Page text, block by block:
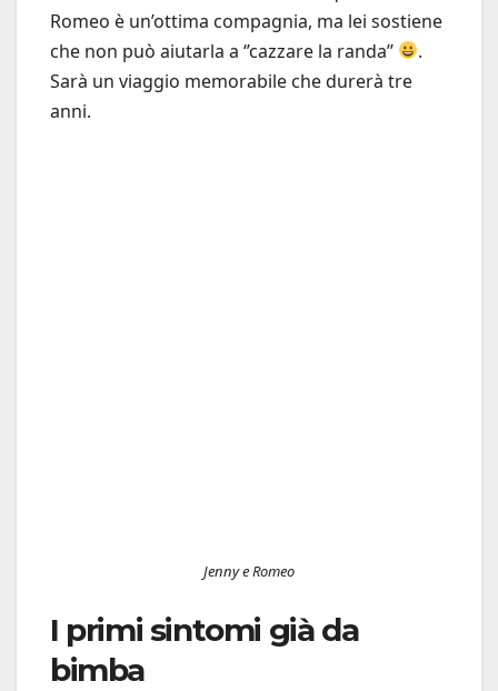
Romeo è un’ottima compagnia, ma lei sostiene
che non può aiutarla a ‘’cazzare la randa’’
.
Sarà un viaggio memorabile che durerà tre
anni.
Jenny e Romeo
I primi sintomi già da
bimba